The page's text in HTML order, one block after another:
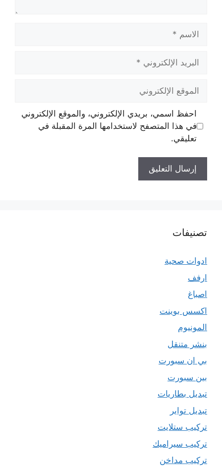
الإلكتروني
الإلكتروني
احفظ اسمي، بريدي الإلكتروني، والموقع الإلكتروني
في هذا المتصفح لاستخدامها المرة المقبلة في
تعليقي.
تصنيفات
ادوات صحية
ارفف
اصباغ
اكسس بوينت
المونيوم
بنشر متنقل
بي ان سبورت
بين سبورت
تبديل بطاريات
تبديل تواير
تركيب ستلايت
تركيب سيراميك
تركيب مداخن